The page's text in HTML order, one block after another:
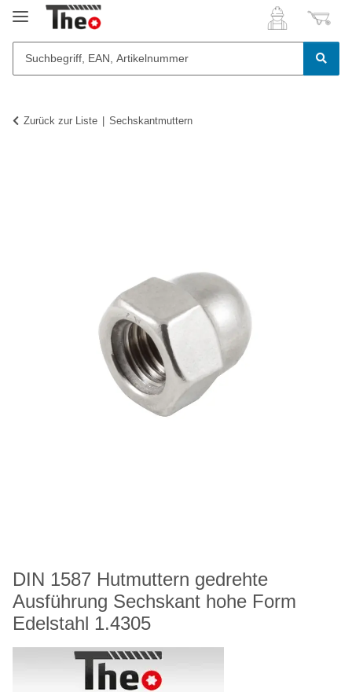
Zurück zur Liste Sechskantmuttern
DIN 1587 Hutmuttern gedrehte
Ausführung Sechskant hohe Form
Edelstahl 1.4305